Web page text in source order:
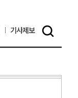
기사제보